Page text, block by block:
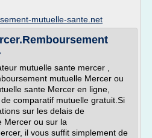
mutuelle-sante.net
mutuelle sante mercer ,
mutuelle Mercer ou
sante Mercer en ligne,
comparatif mutuelle gratuit.Si
sur les delais de
Mercer ou sur la
il vous suffit simplement de